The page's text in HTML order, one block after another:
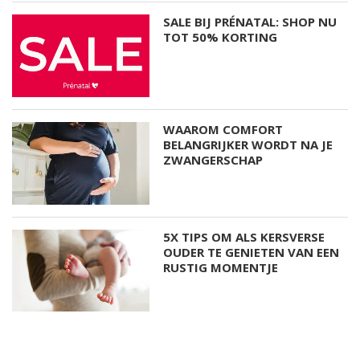
SALE BIJ PRÉNATAL: SHOP NU
TOT 50% KORTING
WAAROM COMFORT
BELANGRIJKER WORDT NA JE
ZWANGERSCHAP
5X TIPS OM ALS KERSVERSE
OUDER TE GENIETEN VAN EEN
RUSTIG MOMENTJE